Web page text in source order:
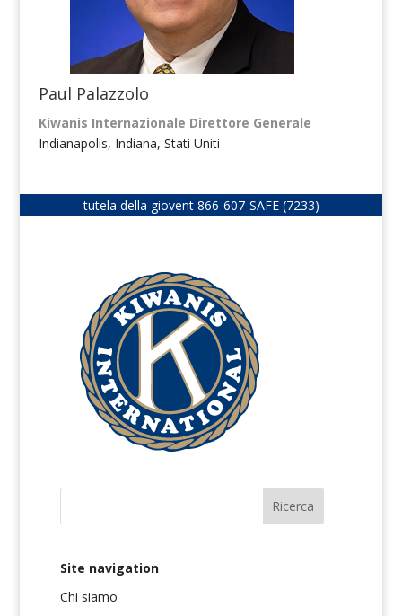
Paul Palazzolo
Kiwanis Internazionale Direttore Generale
Indianapolis, Indiana, Stati Uniti
tutela della giovent 866-607-SAFE (7233)
Site navigation
Chi siamo